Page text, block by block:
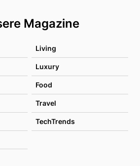
Magazine
Living
Luxury
Food
Travel
TechTrends